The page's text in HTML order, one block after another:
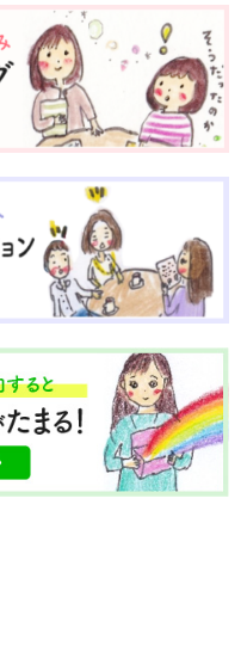
くそれは一つには ホルモ
ンバランスの影響があ
る。 ホルモンバランス
は、 女性の体にも感情に
も 大きな影響を与えてい
る。 ＊ そしてもう一つ
は、若い頃 「頑張ろう」
と思った ...